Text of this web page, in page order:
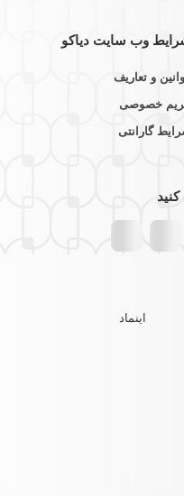
وب سایت دیاکو
و تعاریف
خصوصی
گارانتی
اینماد